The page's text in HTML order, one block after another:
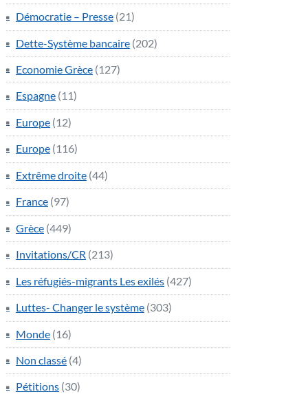
Démocratie – Presse (21)
Dette-Système bancaire (202)
Economie Grèce (127)
Espagne (11)
Europe (12)
Europe (116)
Extrême droite (44)
France (97)
Grèce (449)
Invitations/CR (213)
Les réfugiés-migrants Les exilés (427)
Luttes- Changer le système (303)
Monde (16)
Non classé (4)
Pétitions (30)